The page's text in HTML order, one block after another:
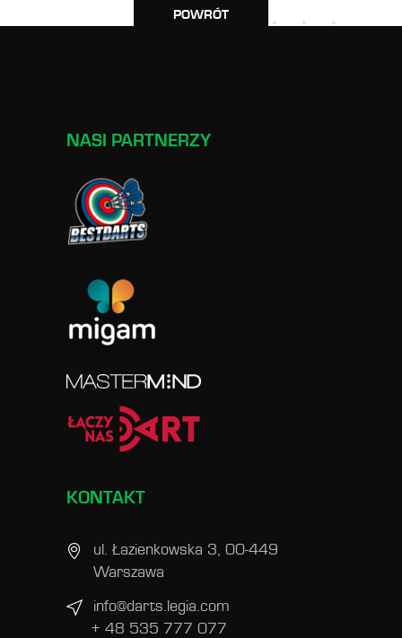
POWRÓT
NASI PARTNERZY
KONTAKT
ul. Łazienkowska 3, 00-449
Warszawa
info@darts.legia.com
+ 48 535 777 077